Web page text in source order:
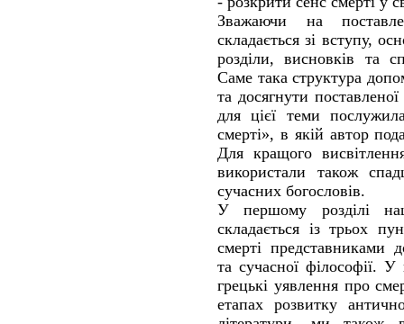
Зважаючи на
складається зі вступу,
розділи, висновків та
Саме така структура
та досягнути
для цієї теми
смерті», в якій автор
Для кращого
використали також
сучасних богословів.
У першому розділі
складається із трьох
смерті представниками
та сучасної філософії.
грецькі уявлення про
етапах розвитку